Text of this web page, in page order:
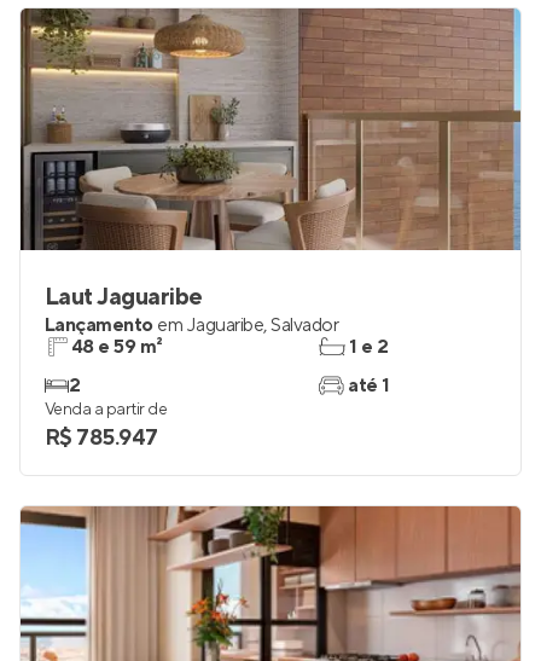
Laut Jaguaribe
Lançamento em Jaguaribe,Salvador
48 e 59 m²
2
1 e 2
até 1
Venda a partir de
R$ 785.947